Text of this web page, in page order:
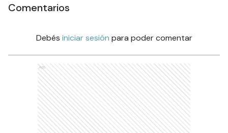
Comentarios
Debés iniciar sesión para poder comentar
Ads